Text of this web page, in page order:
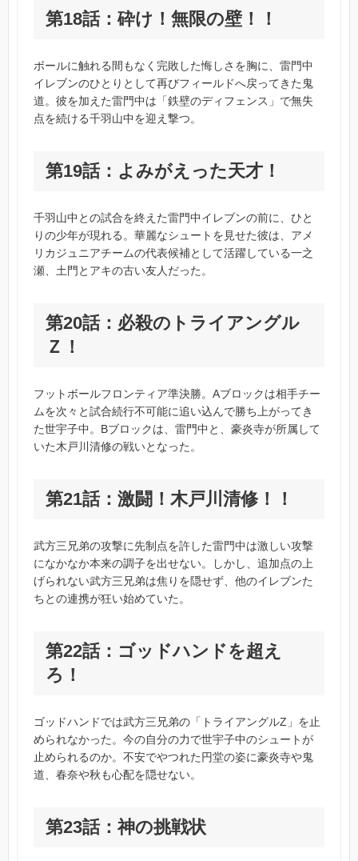
第18話：砕け！無限の壁！！
ボールに触れる間もなく完敗した悔しさを胸に、雷門中
イレブンのひとりとして再びフィールドへ戻ってきた鬼
道。彼を加えた雷門中は「鉄壁のディフェンス」で無失
点を続ける千羽山中を迎え撃つ。
第19話：よみがえった天才！
千羽山中との試合を終えた雷門中イレブンの前に、ひと
りの少年が現れる。華麗なシュートを見せた彼は、アメ
リカジュニアチームの代表候補として活躍している一之
瀬、土門とアキの古い友人だった。
第20話：必殺のトライアングル
Ｚ！
フットボールフロンティア準決勝。Aブロックは相手チー
ムを次々と試合続行不可能に追い込んで勝ち上がってき
た世宇子中。Bブロックは、雷門中と、豪炎寺が所属して
いた木戸川清修の戦いとなった。
第21話：激闘！木戸川清修！！
武方三兄弟の攻撃に先制点を許した雷門中は激しい攻撃
になかなか本来の調子を出せない。しかし、追加点の上
げられない武方三兄弟は焦りを隠せず、他のイレブンた
ちとの連携が狂い始めていた。
第22話：ゴッドハンドを超え
ろ！
ゴッドハンドでは武方三兄弟の「トライアングルZ」を止
められなかった。今の自分の力で世宇子中のシュートが
止められるのか。不安でやつれた円堂の姿に豪炎寺や鬼
道、春奈や秋も心配を隠せない。
第23話：神の挑戦状